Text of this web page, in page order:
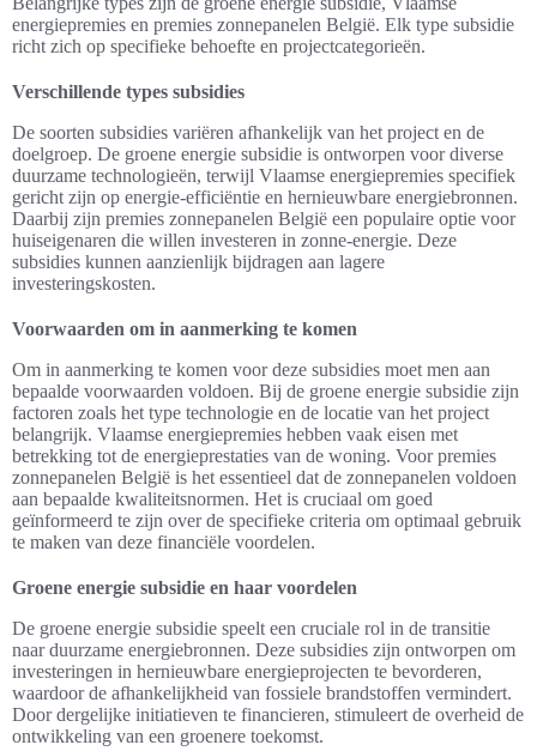
energiepremies en premies zonnepanelen België. Elk type subsidie
richt zich op specifieke behoefte en projectcategorieën.
Verschillende types subsidies
De soorten subsidies variëren afhankelijk van het project en de
doelgroep. De groene energie subsidie is ontworpen voor diverse
duurzame technologieën, terwijl Vlaamse energiepremies specifiek
gericht zijn op energie-efficiëntie en hernieuwbare energiebronnen.
Daarbij zijn premies zonnepanelen België een populaire optie voor
huiseigenaren die willen investeren in zonne-energie. Deze
subsidies kunnen aanzienlijk bijdragen aan lagere
investeringskosten.
Voorwaarden om in aanmerking te komen
Om in aanmerking te komen voor deze subsidies moet men aan
bepaalde voorwaarden voldoen. Bij de groene energie subsidie zijn
factoren zoals het type technologie en de locatie van het project
belangrijk. Vlaamse energiepremies hebben vaak eisen met
betrekking tot de energieprestaties van de woning. Voor premies
zonnepanelen België is het essentieel dat de zonnepanelen voldoen
aan bepaalde kwaliteitsnormen. Het is cruciaal om goed
geïnformeerd te zijn over de specifieke criteria om optimaal gebruik
te maken van deze financiële voordelen.
Groene energie subsidie en haar voordelen
De groene energie subsidie speelt een cruciale rol in de transitie
naar duurzame energiebronnen. Deze subsidies zijn ontworpen om
investeringen in hernieuwbare energieprojecten te bevorderen,
waardoor de afhankelijkheid van fossiele brandstoffen vermindert.
Door dergelijke initiatieven te financieren, stimuleert de overheid de
ontwikkeling van een groenere toekomst.